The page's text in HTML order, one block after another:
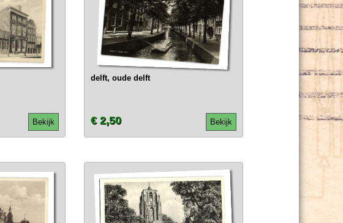
Bekijk
delft, oude delft
Bekijk
€ 2,50